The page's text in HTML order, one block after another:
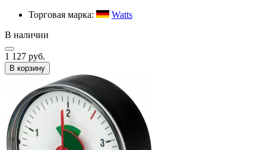
Торговая марка:
Watts
В наличии
1 127 руб.
В корзину